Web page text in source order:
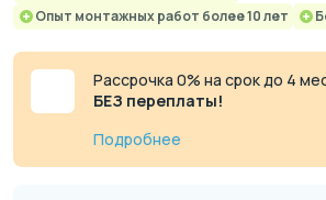
Опыт монтажных работ более 10 лет
Рассрочка 0% на срок до 4
БЕЗ переплаты!
Подробнее